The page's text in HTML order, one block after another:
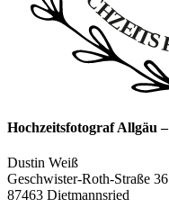
Hochzeitsfotograf Allgäu
Dustin Weiß
Geschwister-Roth-Straße 36
87463 Dietmannsried